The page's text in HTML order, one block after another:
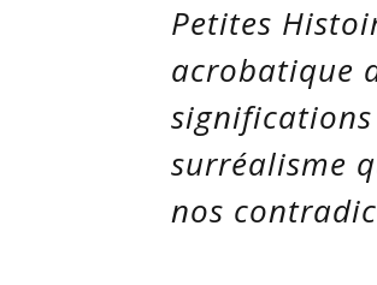
Petites
acrobatique
surréalisme
nos